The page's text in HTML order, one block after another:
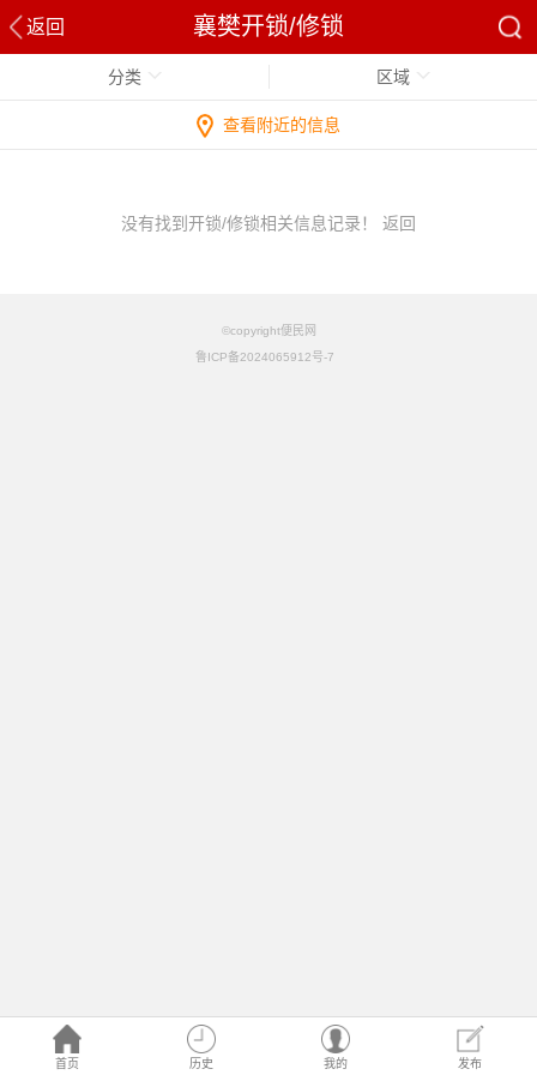
返回 襄樊开锁/修锁
首页 历史 我的 发布
分类 区域
查看附近的信息
没有找到开锁/修锁相关信息记录！ 返回
©copyright便民网
鲁ICP备2024065912号-7